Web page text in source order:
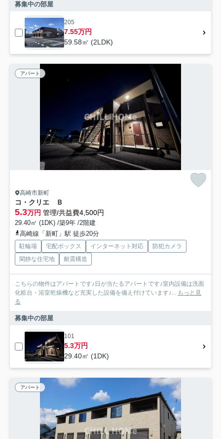
募集中の部屋
205
7.55万円
59.58㎡ (2LDK)
アパート
高崎市新町
コ・クリエ Ｂ
5.3万円 管理/共益費4,500円
29.40㎡ (1DK) /築9年 /2階建
高崎線「新町」駅 徒歩20分
駐輪場 宅配ボックス インターネット対応
防犯カメラ
閑静な住宅地
耐震構造
こちらの物件はアパートです♪日が当たるアパートです♪室内設備は洗面
化粧台・浴室乾燥機など充実した設備を備え付けています♪... もっと見
る
募集中の部屋
101
5.3万円
29.40㎡ (1DK)
アパート